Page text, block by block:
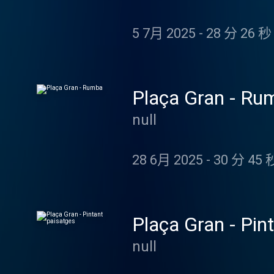
llibres i treballs i ha
muntàvem envelats
llenguatge de
acabar la
així la seguretat.
va tenir envelat.
local, contractava
5 7月 2025 - 28 分 26 秒
Plaça Gran -
null
28 6月 2025 - 30 分 45
Plaça Gran -
null